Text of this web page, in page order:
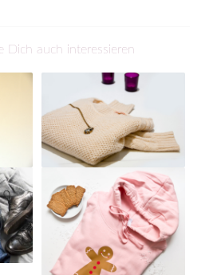
Dich auch interessieren